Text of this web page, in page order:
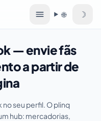
🌐
Idioma☽
— envie fãs
a partir de
no seu perfil. O plinq
hub: mercadorias,